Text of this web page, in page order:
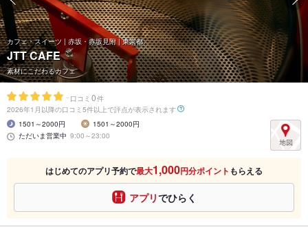
カフェ・スイーツ | 赤坂・赤坂見附 | 東京都
JTT CAFE
素材にこだわるカフェ
- 口コミ 0件
2026年1月以降の口コミ5件以上で評点が表示されます
1501～2000円
1501～2000円
ただいま営業中 9:00～23:00
はじめてのアプリ予約で最大1,000円分ポイント もらえる
アプリでひらく